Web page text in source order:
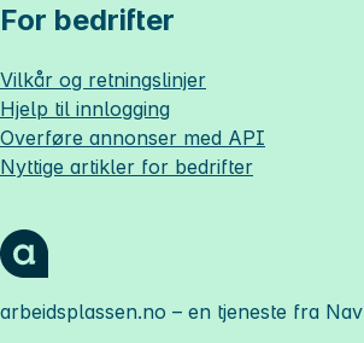
For bedrifter
Vilkår og retningslinjer
Hjelp til innlogging
Overføre annonser med API
Nyttige artikler for bedrifter
arbeidsplassen.no – en tjeneste fra Nav